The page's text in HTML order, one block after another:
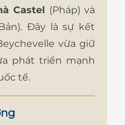
Castel
(Pháp) và
Đây là sự kết
vừa giữ
phát triển mạnh
tế.